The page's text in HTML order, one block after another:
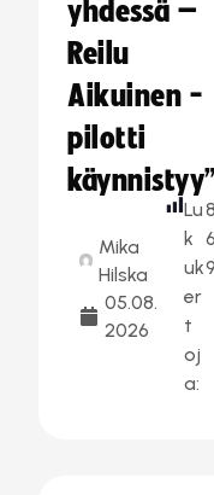
yhdessä –
Reilu
Aikuinen -
pilotti
käynnistyy”
Mika
Hilska
05.08.
2026
Lu
k
uk
er
t
oj
a:
8
6
9